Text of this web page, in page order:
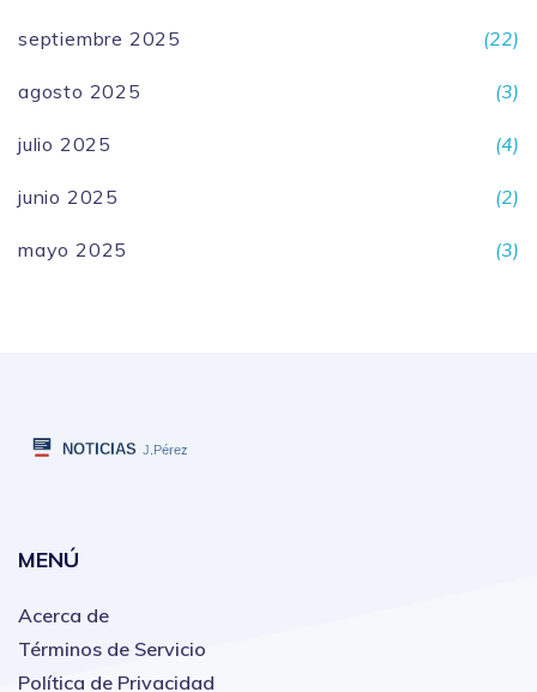
septiembre 2025 (22)
agosto 2025 (3)
julio 2025 (4)
junio 2025 (2)
mayo 2025 (3)
MENÚ
Acerca de
Términos de Servicio
Política de Privacidad